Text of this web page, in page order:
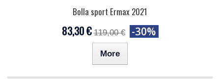
Bolla sport Ermax 2021
83,30 € 119,00 € -30%
More